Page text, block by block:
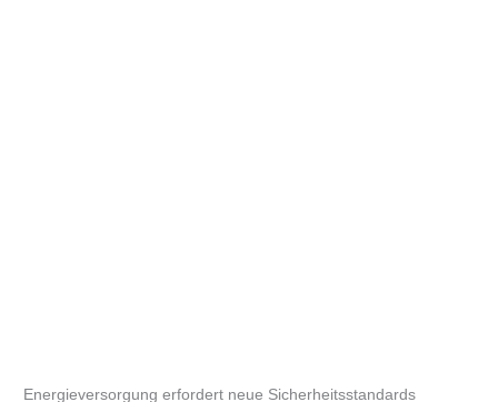
Energieversorgung erfordert neue Sicherheitsstandards